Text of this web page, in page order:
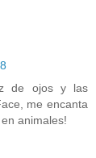
de ojos y las
me encanta
animales!